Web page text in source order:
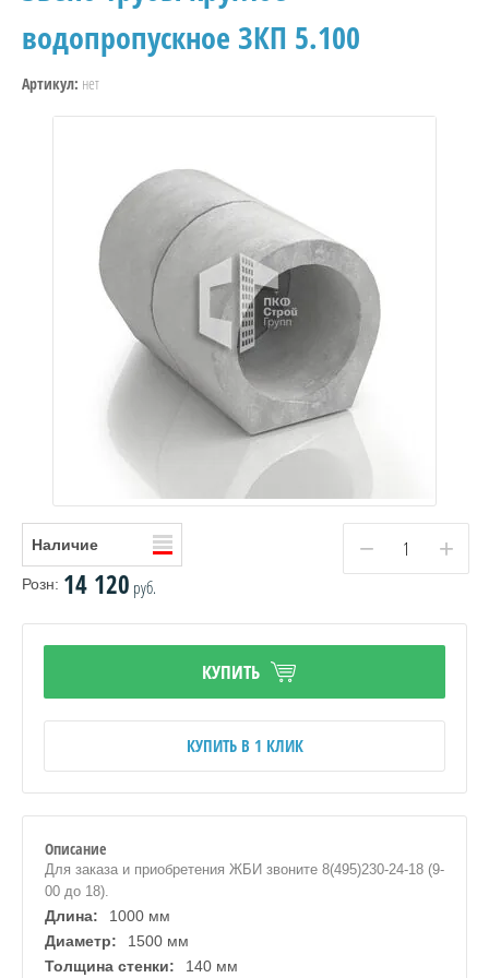
водопропускное ЗКП 5.100
Артикул: нет
Наличие
Розн: 14 120 руб.
− +
КУПИТЬ
КУПИТЬ В 1 КЛИК
Описание
Для заказа и приобретения ЖБИ звоните 8(495)230-24-18 (9-
00 до 18).
Длина:
1000 мм
Диаметр:
1500 мм
Толщина стенки:
140 мм